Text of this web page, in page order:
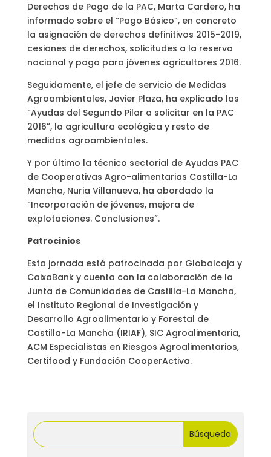
Derechos de Pago de la PAC, Marta Cardero, ha
informado sobre el “Pago Básico”, en concreto
la asignación de derechos definitivos 2015-2019,
cesiones de derechos, solicitudes a la reserva
nacional y pago para jóvenes agricultores 2016.
Seguidamente, el jefe de servicio de Medidas
Agroambientales, Javier Plaza, ha explicado las
“Ayudas del Segundo Pilar a solicitar en la PAC
2016”, la agricultura ecológica y resto de
medidas agroambientales.
Y por último la técnico sectorial de Ayudas PAC
de Cooperativas Agro-alimentarias Castilla-La
Mancha, Nuria Villanueva, ha abordado la
“Incorporación de jóvenes, mejora de
explotaciones. Conclusiones”.
Patrocinios
Esta jornada está patrocinada por Globalcaja y
CaixaBank y cuenta con la colaboración de la
Junta de Comunidades de Castilla-La Mancha,
el Instituto Regional de Investigación y
Desarrollo Agroalimentario y Forestal de
Castilla-La Mancha (IRIAF), SIC Agroalimentaria,
ACM Especialistas en Riesgos Agroalimentarios,
Certifood y Fundación CooperActiva.